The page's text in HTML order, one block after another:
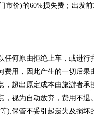
价)的60%损失费；出发
何原由拒绝上车，或进
用，因此产生的一切后果
超出原定成本由旅游者承
视为自动放弃，费用不退。
保管不妥引起遗失及损坏